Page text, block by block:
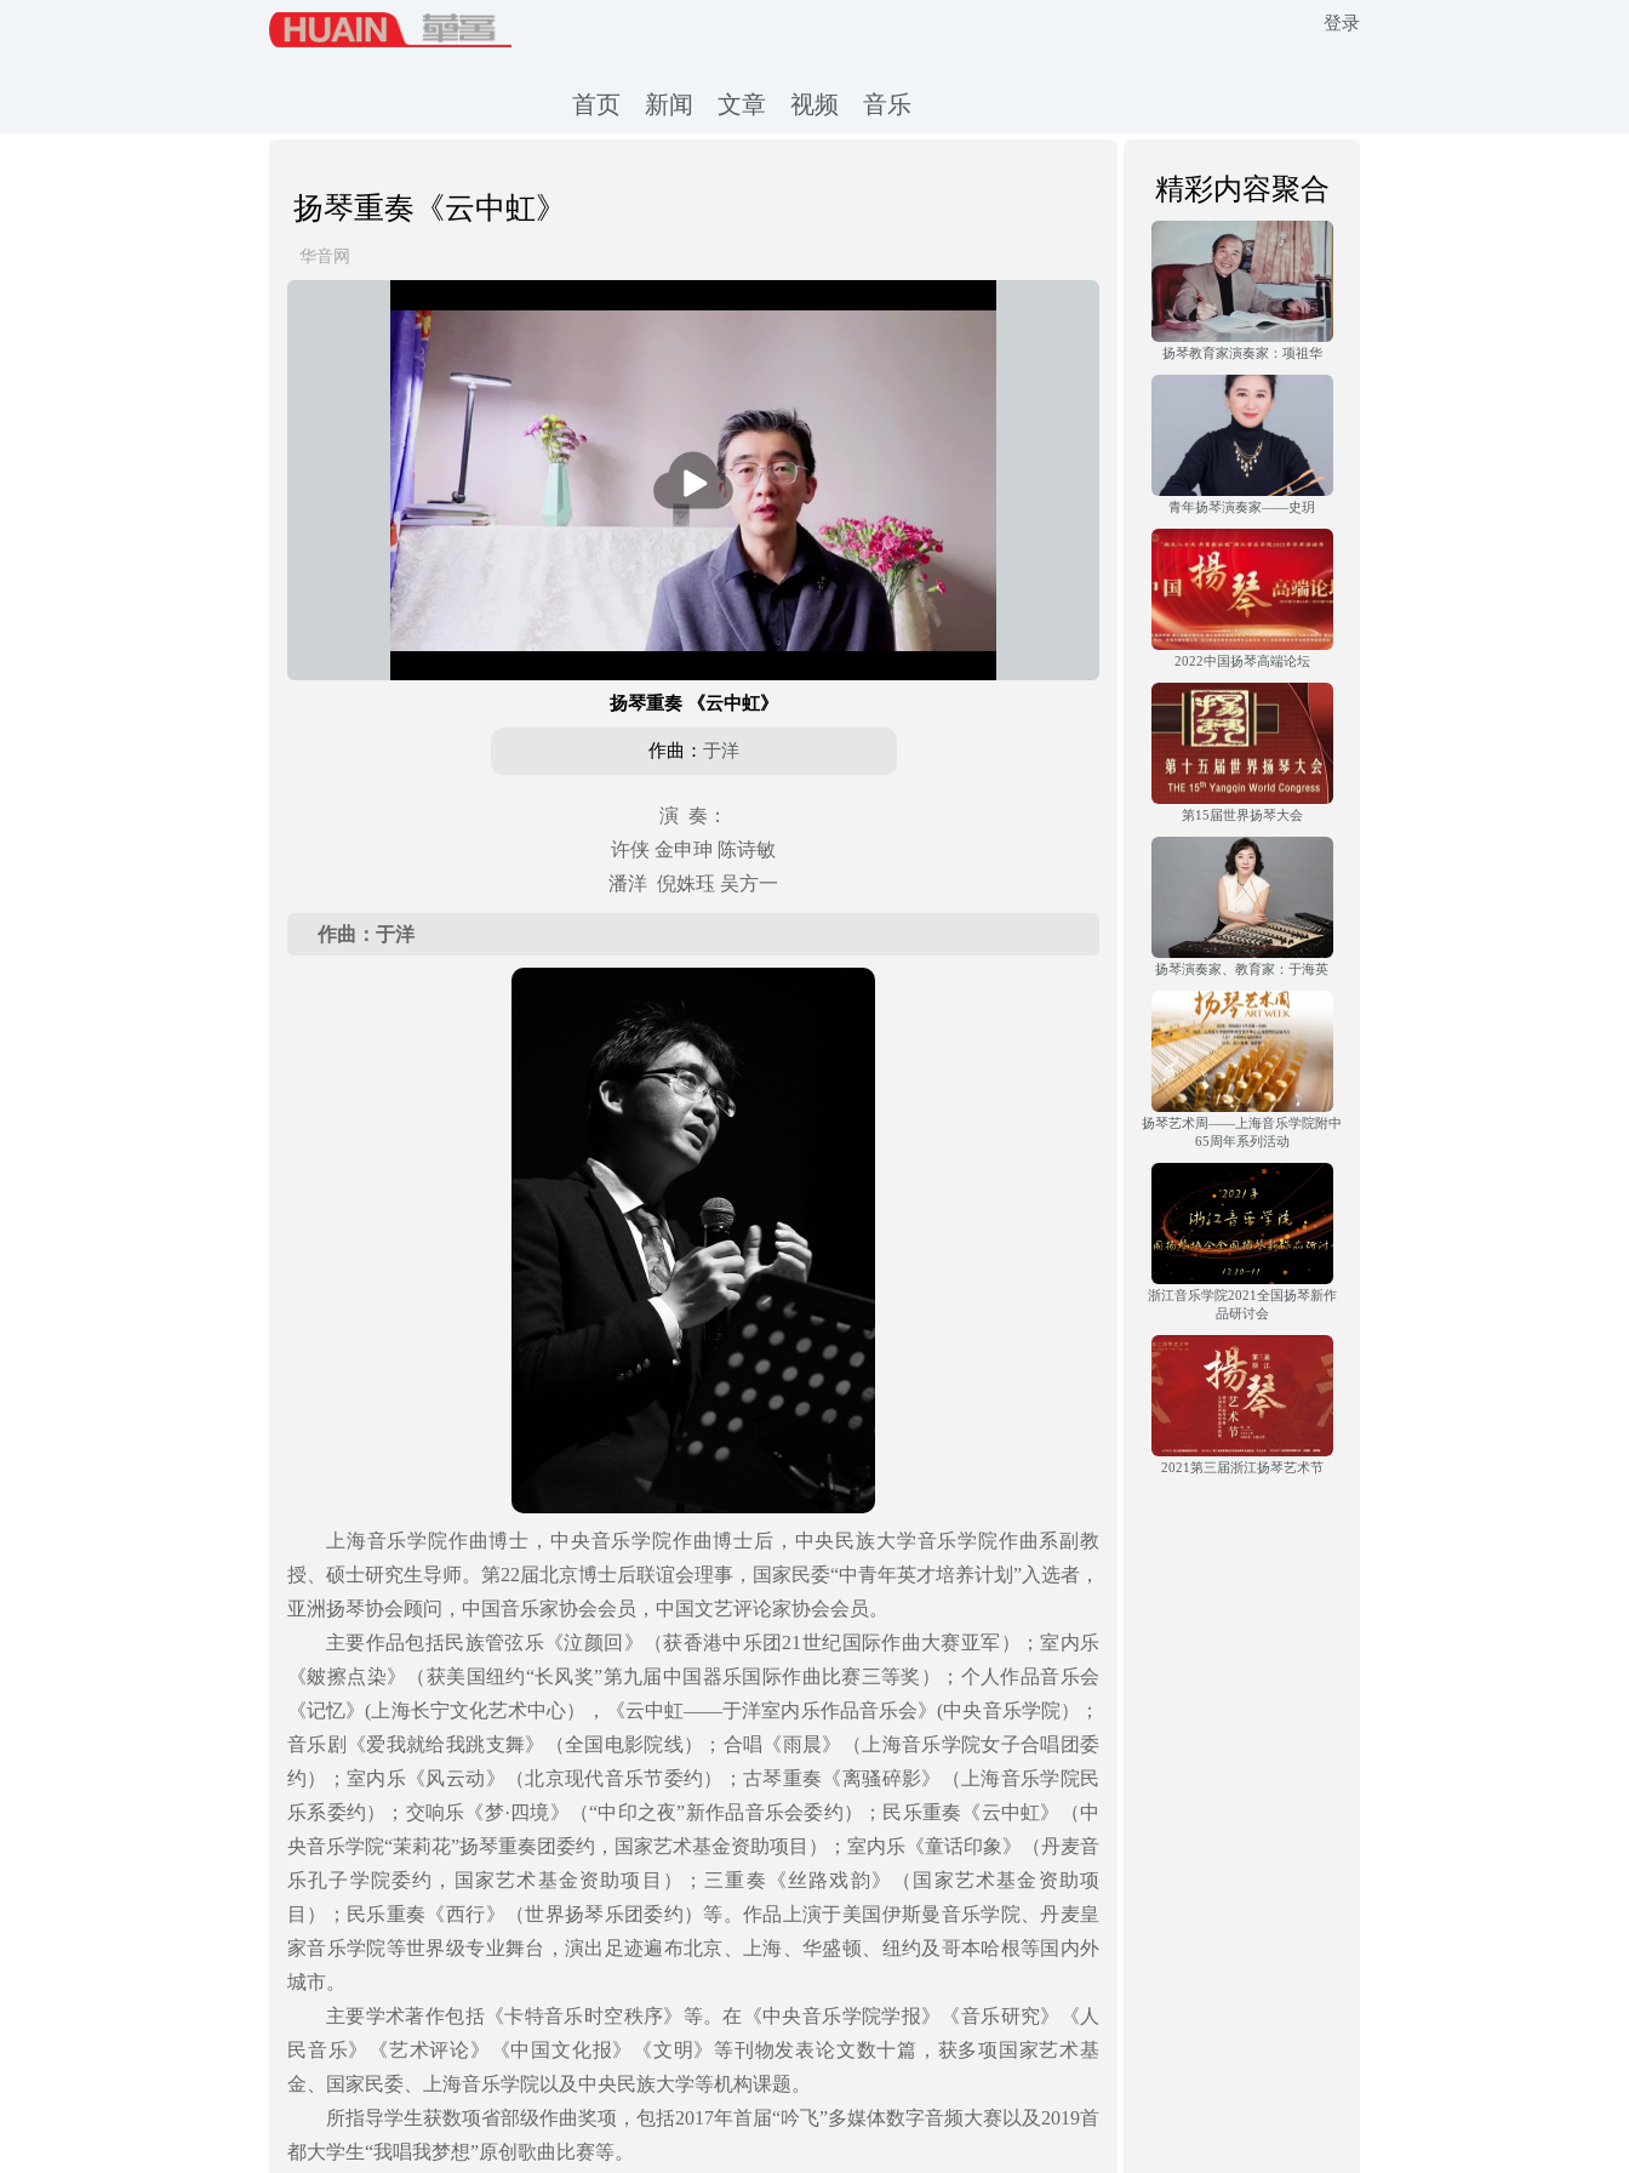
首页 新闻 文章 视频 音乐
登录
扬琴重奏《云中虹》
华音网
放
扬琴重奏 《云中虹》
作曲： 于洋
演 奏：
许侠 金申珅 陈诗敏
潘洋 倪姝珏 吴方一
作曲：于洋
上海音乐学院作曲博士，中央音乐学院作曲博士后，中央民族大学音乐学院作曲系副教
授、硕士研究生导师。第22届北京博士后联谊会理事，国家民委“中青年英才培养计划”入选者，
亚洲扬琴协会顾问，中国音乐家协会会员，中国文艺评论家协会会员。
主要作品包括民族管弦乐《泣颜回》（获香港中乐团21世纪国际作曲大赛亚军）；室内乐
《皴擦点染》（获美国纽约“长风奖”第九届中国器乐国际作曲比赛三等奖）；个人作品音乐会
《记忆》(上海长宁文化艺术中心），《云中虹——于洋室内乐作品音乐会》(中央音乐学院）；
音乐剧《爱我就给我跳支舞》（全国电影院线）；合唱《雨晨》（上海音乐学院女子合唱团委
约）；室内乐《风云动》（北京现代音乐节委约）；古琴重奏《离骚碎影》（上海音乐学院民
乐系委约）；交响乐《梦·四境》（“中印之夜”新作品音乐会委约）；民乐重奏《云中虹》（中
央音乐学院“茉莉花”扬琴重奏团委约，国家艺术基金资助项目）；室内乐《童话印象》（丹麦音
乐孔子学院委约，国家艺术基金资助项目）；三重奏《丝路戏韵》（国家艺术基金资助项
目）；民乐重奏《西行》（世界扬琴乐团委约）等。作品上演于美国伊斯曼音乐学院、丹麦皇
家音乐学院等世界级专业舞台，演出足迹遍布北京、上海、华盛顿、纽约及哥本哈根等国内外
城市。
主要学术著作包括《卡特音乐时空秩序》等。在《中央音乐学院学报》《音乐研究》《人
民音乐》《艺术评论》《中国文化报》《文明》等刊物发表论文数十篇，获多项国家艺术基
金、国家民委、上海音乐学院以及中央民族大学等机构课题。
所指导学生获数项省部级作曲奖项，包括2017年首届“吟飞”多媒体数字音频大赛以及2019首
都大学生“我唱我梦想”原创歌曲比赛等。
精彩内容聚合
扬琴教育家演奏家：项祖华
青年扬琴演奏家——史玥
2022中国扬琴高端论坛
第15届世界扬琴大会
扬琴演奏家、教育家：于海英
扬琴艺术周——上海音乐学院附中
65周年系列活动
浙江音乐学院2021全国扬琴新作
品研讨会
2021第三届浙江扬琴艺术节